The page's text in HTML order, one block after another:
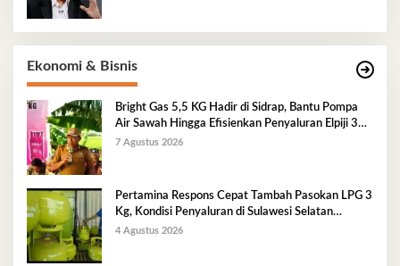
Ekonomi & Bisnis
Bright Gas 5,5 KG Hadir di Sidrap, Bantu Pompa
Air Sawah Hingga Efisienkan Penyaluran Elpiji 3
Kg
7 Agustus 2026
Pertamina Respons Cepat Tambah Pasokan LPG 3
Kg, Kondisi Penyaluran di Sulawesi Selatan
Berlangsung Kondusif
4 Agustus 2026